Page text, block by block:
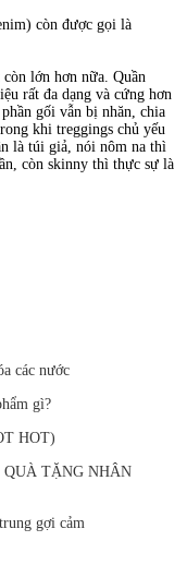
còn được gọi là
lớn hơn nữa. Quần
rất đa dạng và cứng hơn
gối vẫn bị nhăn, chia
khi treggings chủ yếu
là túi giả, nói nôm na thì
còn skinny thì thực sự là
các nước
gì?
HOT)
TẶNG NHÂN
gợi cảm